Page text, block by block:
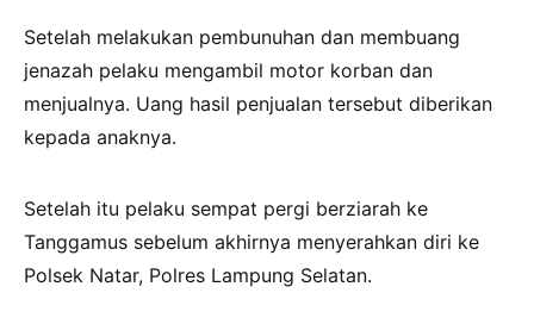
Setelah melakukan pembunuhan dan membuang
jenazah pelaku mengambil motor korban dan
menjualnya. Uang hasil penjualan tersebut diberikan
kepada anaknya.
Setelah itu pelaku sempat pergi berziarah ke
Tanggamus sebelum akhirnya menyerahkan diri ke
Polsek Natar, Polres Lampung Selatan.